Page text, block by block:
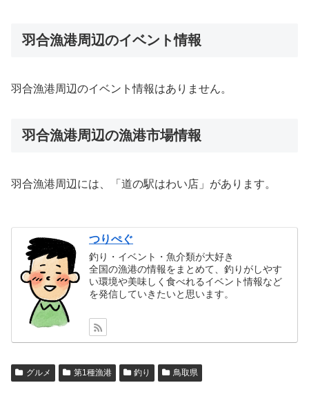
羽合漁港周辺のイベント情報
羽合漁港周辺のイベント情報はありません。
羽合漁港周辺の漁港市場情報
羽合漁港周辺には、「道の駅はわい店」があります。
つりぺぐ
釣り・イベント・魚介類が大好き
全国の漁港の情報をまとめて、釣りがしやす
い環境や美味しく食べれるイベント情報など
を発信していきたいと思います。
グルメ 第1種漁港 釣り 鳥取県